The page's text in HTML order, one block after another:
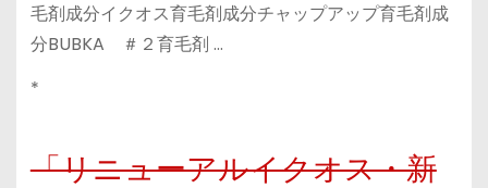
毛剤成分イクオス育毛剤成分チャップアップ育毛剤成
分BUBKA ＃２育毛剤 …
*
「リニューアルイクオス・新